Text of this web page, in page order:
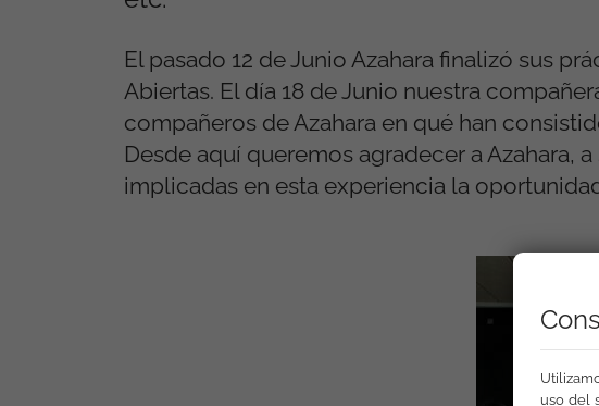
El pasado 12 de Junio Azahara finalizó sus
Abiertas. El día 18 de Junio nuestra
compañeros de Azahara en qué han
Desde aquí queremos agradecer a Azahara,
implicadas en esta experiencia la
uso del